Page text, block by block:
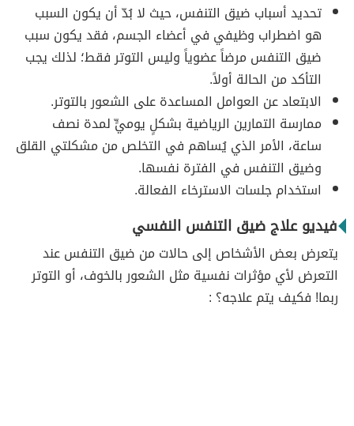
تحديد أسباب ضيق التنفس، حيث لا بُدّ أن يكون السبب
هو اضطراب وظيفي في أعضاء الجسم، فقد يكون سبب
ضيق التنفس مرضاً عضوياً وليس التوتر فقط؛ لذلك يجب
التأكد من الحالة أولاً.
الابتعاد عن العوامل المساعدة على الشعور بالتوتر.
ممارسة التمارين الرياضية بشكلٍ يوميٍّ لمدة نصف
ساعة، الأمر الذي يُساهم في التخلص من مشكلتي القلق
وضيق التنفس في الفترة نفسها.
استخدام جلسات الاسترخاء الفعالة.
فيديو علاج ضيق التنفس النفسي
يتعرض بعض الأشخاص إلى حالات من ضيق التنفس عند
التعرض لأي مؤثرات نفسية مثل الشعور بالخوف، أو التوتر
ربما! فكيف يتم علاجه؟ :